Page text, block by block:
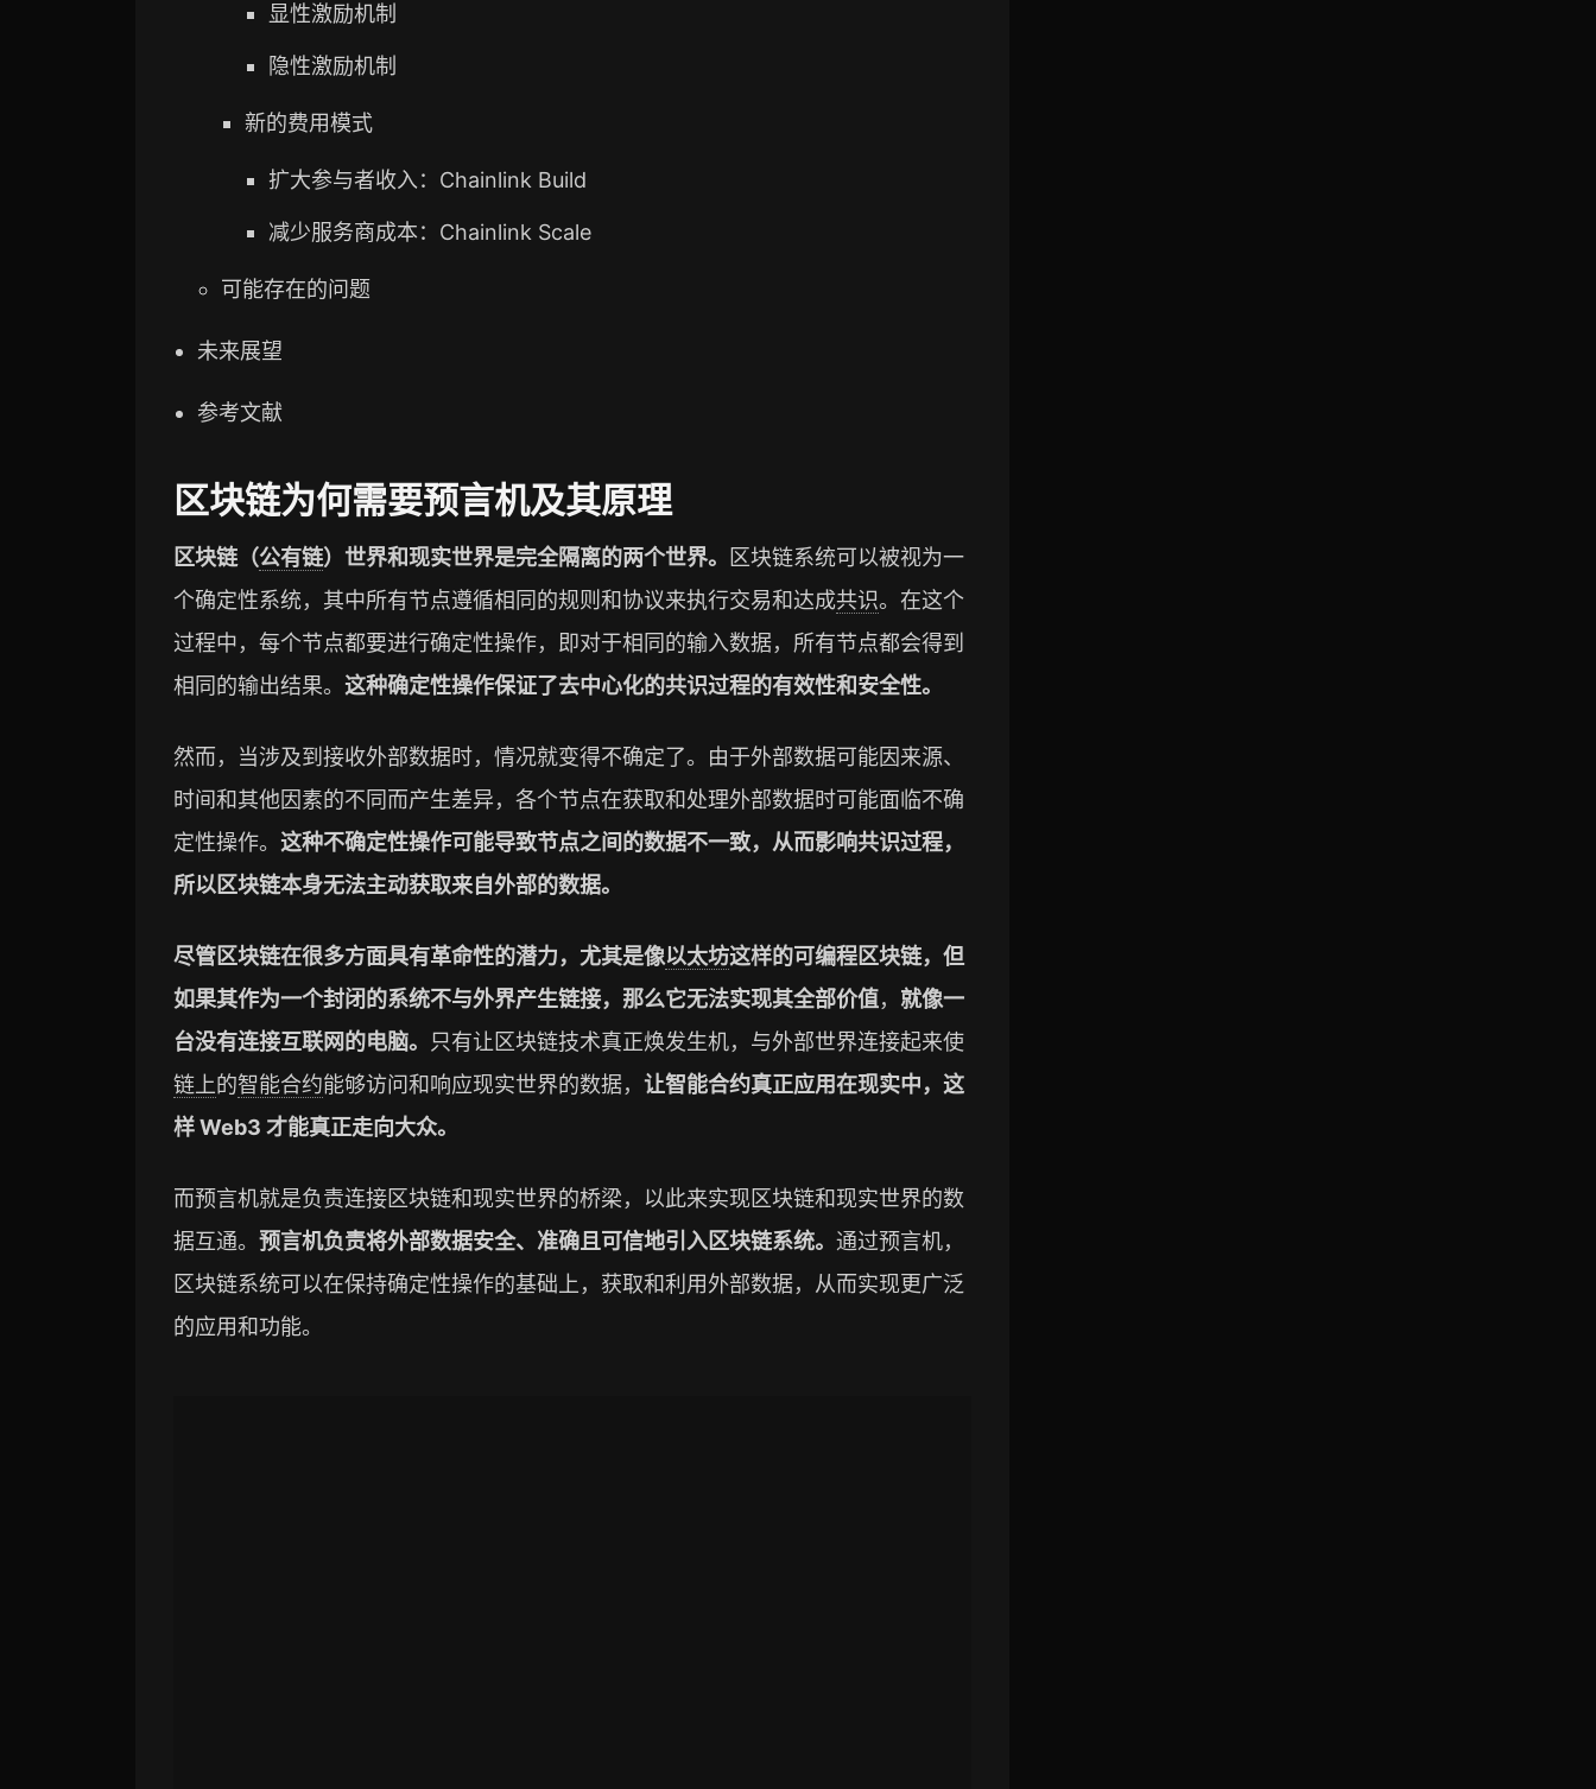
显性激励机制
隐性激励机制
新的费用模式
扩大参与者收入：Chainlink Build
减少服务商成本：Chainlink Scale
可能存在的问题
未来展望
参考文献
区块链为何需要预言机及其原理
区块链（公有链）世界和现实世界是完全隔离的两个世界。
区块链系统可以被视为一
个确定性系统，其中所有节点遵循相同的规则和协议来执行交易和达成共识。在这个
过程中，每个节点都要进行确定性操作，即对于相同的输入数据，所有节点都会得到
相同的输出结果。 这种确定性操作保证了去中心化的共识过程的有效性和安全性。
然而，当涉及到接收外部数据时，情况就变得不确定了。由于外部数据可能因来源、
时间和其他因素的不同而产生差异，各个节点在获取和处理外部数据时可能面临不确
定性操作。 这种不确定性操作可能导致节点之间的数据不一致，从而影响共识过程，
所以区块链本身无法主动获取来自外部的数据。
尽管区块链在很多方面具有革命性的潜力，尤其是像以太坊这样的可编程区块链，但
如果其作为一个封闭的系统不与外界产生链接，那么它无法实现其全部价值， 就像一
台没有连接互联网的电脑。 只有让区块链技术真正焕发生机，与外部世界连接起来使
链上的智能合约能够访问和响应现实世界的数据， 让智能合约真正应用在现实中，这
样 Web3 才能真正走向大众。
而预言机就是负责连接区块链和现实世界的桥梁，以此来实现区块链和现实世界的数
据互通。 预言机负责将外部数据安全、准确且可信地引入区块链系统。 通过预言机，
区块链系统可以在保持确定性操作的基础上，获取和利用外部数据，从而实现更广泛
的应用和功能。